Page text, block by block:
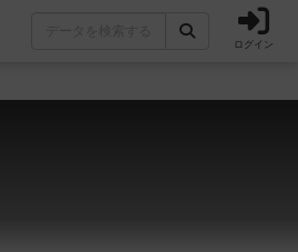
ログイン